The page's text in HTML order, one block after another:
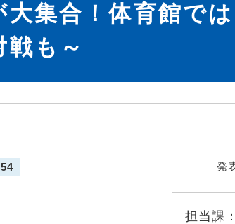
大集合！体育館で
戦も～
発
担当課：